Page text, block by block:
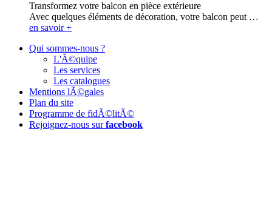
Transformez votre balcon en pièce extérieure
Avec quelques éléments de décoration, votre balcon peut …
en savoir +
Qui sommes-nous ?
L'Ã©quipe
Les services
Les catalogues
Mentions lÃ©gales
Plan du site
Programme de fidÃ©litÃ©
Rejoignez-nous sur facebook